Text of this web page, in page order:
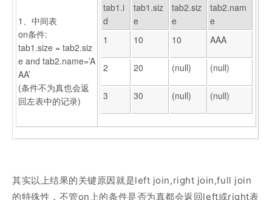
1、中间表
on条件:
tab1.size = tab2.siz
e and tab2.name=’A
AA’
(条件不为真也会返
回左表中的记录)
tab1.i
d
tab1.siz
e
tab2.siz
e
tab2.nam
e
1
10 10 AAA
2 20 (null) (null)
3 30 (null) (null)
其实以上结果的关键原因就是left join,right join,full join
的特殊性，不管on上的条件是否为真都会返回left或right表